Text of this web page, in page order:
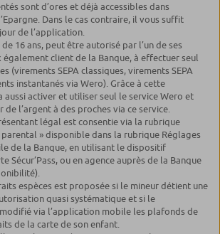
sont d’ores et déjà accessibles dans
Dans le cas contraire, il vous suffit
de l’application.
16 ans, peut être autorisé par l’un de ses
client de la Banque, à effectuer seul
(virements SEPA classiques, virements SEPA
instantanés via Wero). Grâce à cette
activer et utiliser seul le service Wero et
de l’argent à des proches via ce service.
légal est consentie via la rubrique
» disponible dans la rubrique Réglages
de la Banque, en utilisant le dispositif
Sécur’Pass, ou en agence auprès de la Banque
espèces est proposée si le mineur détient une
quasi systématique et si le
via l’application mobile les plafonds de
de la carte de son enfant.